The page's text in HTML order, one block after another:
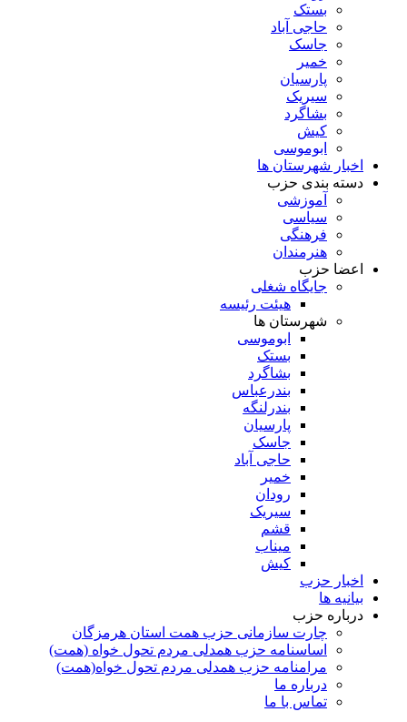
بستک
حاجی آباد
جاسک
خمیر
پارسیان
سیریک
بشاگرد
کیش
ابوموسی
اخبار شهرستان ها
دسته بندی حزب
آموزشی
سیاسی
فرهنگی
هنرمندان
اعضا حزب
جایگاه شغلی
هیئت رئیسه
شهرستان ها
ابوموسی
بستک
بشاگرد
بندرعباس
بندرلنگه
پارسیان
جاسک
حاجی آباد
خمیر
رودان
سیریک
قشم
میناب
کیش
اخبار حزب
بیانیه ها
درباره حزب
چارت سازمانی حزب همت استان هرمزگان
اساسنامه حزب همدلی مردم تحول خواه (همت)
مرامنامه حزب همدلی مردم تحول خواه(همت)
درباره ما
تماس با ما